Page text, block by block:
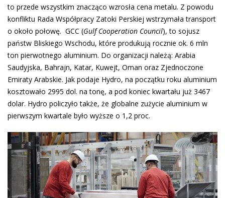
to przede wszystkim znacząco wzrosła cena metalu. Z powodu
konfliktu Rada Współpracy Zatoki Perskiej wstrzymała transport
o około połowę. GCC (Gulf Cooperation Council), to sojusz
państw Bliskiego Wschodu, które produkują rocznie ok. 6 mln
ton pierwotnego aluminium. Do organizacji należą: Arabia
Saudyjska, Bahrajn, Katar, Kuwejt, Oman oraz Zjednoczone
Emiraty Arabskie. Jak podaje Hydro, na początku roku aluminium
kosztowało 2995 dol. na tonę, a pod koniec kwartału już 3467
dolar. Hydro policzyło także, że globalne zużycie aluminium w
pierwszym kwartale było wyższe o 1,2 proc.